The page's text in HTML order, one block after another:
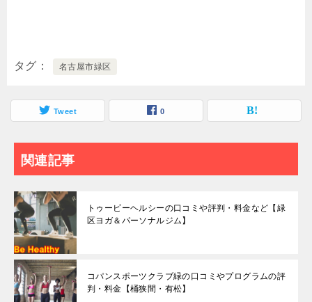
タグ 名古屋市緑区
Tweet 0
関連記事
トゥービーヘルシーの口コミや評判・料金など【緑
区ヨガ＆パーソナルジム】
コパンスポーツクラブ緑の口コミやプログラムの評
判・料金【桶狭間・有松】